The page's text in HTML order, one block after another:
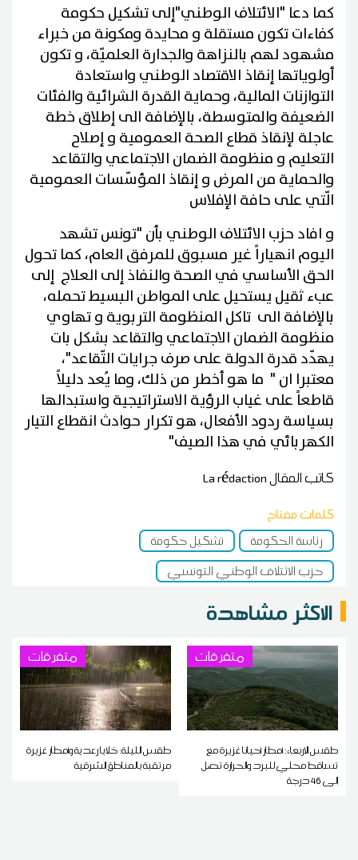
كما دعا "الائتلاف الوطني"إلى تشكيل حكومة
كفاءات تكون مستقلة و محايدة ومكونة من خبراء
مشهود لهم بالنزاهة والجدارة العلميّة، و تكون
أولوياتها إنقاذ الاقتصاد الوطني واستعادة
التوازنات المالية، وحماية القدرة الشرائية والفئات
الضعيفة والمتوسطة، بالإضافة الى إطلاق خطة
عاجلة لإنقاذ قطاع الصحة العمومية و إصلاح
التعليم و منظومة الضمان الاجتماعي والتقاعد
والحماية من المرض و إنقاذ المؤسّسات العمومية
الّتي على حافة الإفلاس
و افاد حزب الائتلاف الوطني بأن "تونس تشهد
اليوم انهياراً غير مسبوق للمرفق العام، كما تحول
الحق الأساسي في الصحة والنفاذ إلى العلاج إلى
عبء ثقيل يستحيل على المواطن البسيط تحمله،
بالإضافة الى تاكل المنظومة التربوية و تهاوي
منظومة الضمان الاجتماعي والتقاعد بشكل بات
يهدّد قدرة الدولة على صرف جرايات التّقاعد"،
معتبرا ان " ما هو أخطر من ذلك، وما يُعد دليلاً
قاطعاً على غياب الرؤية الاستراتيجية واستبدالها
بسياسة ردود الأفعال، هو تكرار حوادث انقطاع التيار
الكهربائي في هذا الصيف"
كاتب المقالLa rédaction
كلمات مفتاح
رئاسة الحكومة
تشكيل حكومة
حزب الائتلاف الوطني التونسي
الاكثر مشاهدة
متفرقات
طقس الاربعاء: أمطار أحيانا غزيرة مع
تساقط محلي للبرد والحرارة تصل
إلى 46 درجة
متفرقات
طقس الليلة: خلايا رعدية وأمطار غزيرة
مرتقبة بالمناطق الشرقية